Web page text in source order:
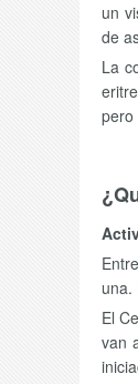
un
de
La
pero
una.
El
van